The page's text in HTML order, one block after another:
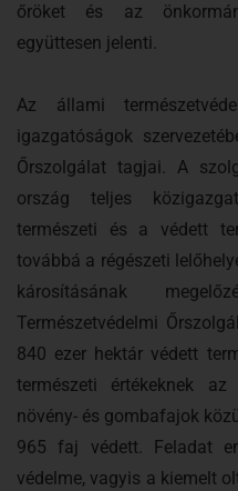
őröket és az
együttesen jelenti.
Az állami
igazgatóságok
Őrszolgálat tagjai. A
ország teljes
természeti és a védett
továbbá a régészeti
károsításának
Természetvédelmi
840 ezer hektár védett
természeti értékeknek
növény- és gombafajok
965 faj védett. Feladat
védelme, vagyis a kiemelt